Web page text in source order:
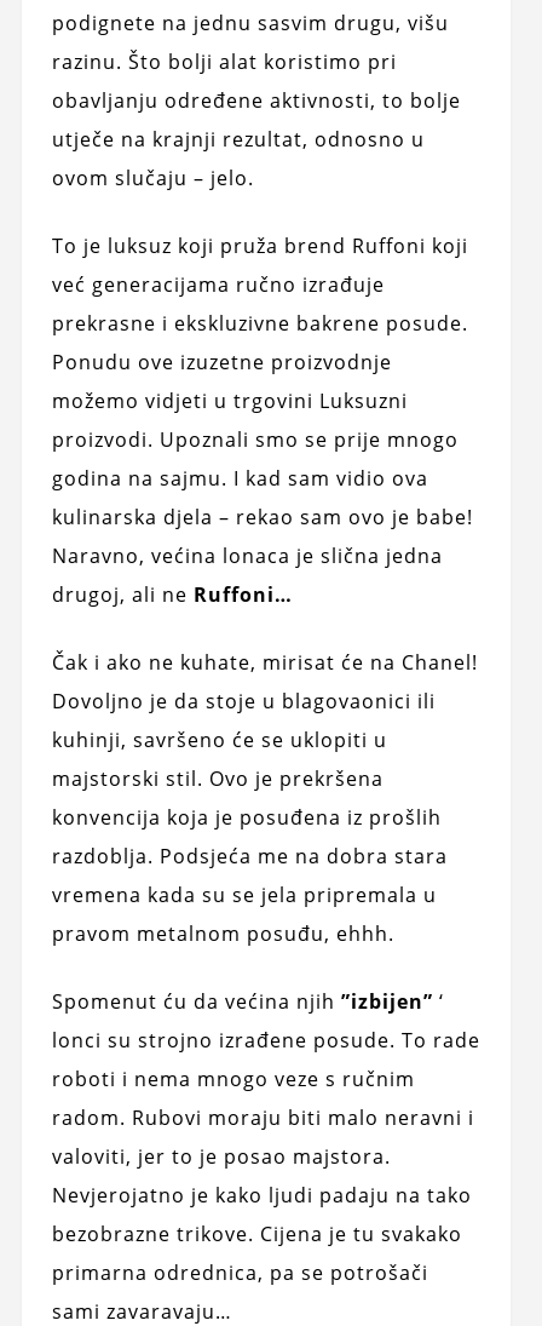
podignete na jednu sasvim drugu, višu
razinu. Što bolji alat koristimo pri
obavljanju određene aktivnosti, to bolje
utječe na krajnji rezultat, odnosno u
ovom slučaju – jelo.
To je luksuz koji pruža brend Ruffoni koji
već generacijama ručno izrađuje
prekrasne i ekskluzivne bakrene posude.
Ponudu ove izuzetne proizvodnje
možemo vidjeti u trgovini Luksuzni
proizvodi. Upoznali smo se prije mnogo
godina na sajmu. I kad sam vidio ova
kulinarska djela – rekao sam ovo je babe!
Naravno, većina lonaca je slična jedna
drugoj, ali ne Ruffoni…
Čak i ako ne kuhate, mirisat će na Chanel!
Dovoljno je da stoje u blagovaonici ili
kuhinji, savršeno će se uklopiti u
majstorski stil. Ovo je prekršena
konvencija koja je posuđena iz prošlih
razdoblja. Podsjeća me na dobra stara
vremena kada su se jela pripremala u
pravom metalnom posuđu, ehhh.
Spomenut ću da većina njih ”izbijen” ‘
lonci su strojno izrađene posude. To rade
roboti i nema mnogo veze s ručnim
radom. Rubovi moraju biti malo neravni i
valoviti, jer to je posao majstora.
Nevjerojatno je kako ljudi padaju na tako
bezobrazne trikove. Cijena je tu svakako
primarna odrednica, pa se potrošači
sami zavaravaju…